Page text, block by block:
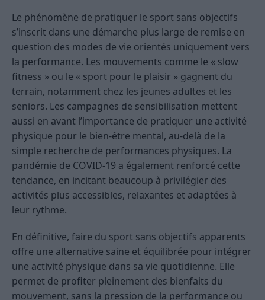
Le phénomène de pratiquer le sport sans objectifs
s’inscrit dans une démarche plus large de remise en
question des modes de vie orientés uniquement vers
la performance. Les mouvements comme le « slow
fitness » ou le « sport pour le plaisir » gagnent du
terrain, notamment chez les jeunes adultes et les
seniors. Les campagnes de sensibilisation mettent
aussi en avant l’importance de pratiquer une activité
physique pour le bien-être mental, au-delà de la
simple recherche de performances physiques. La
pandémie de COVID-19 a également renforcé cette
tendance, en incitant beaucoup à privilégier des
activités plus accessibles, relaxantes et adaptées à
leur rythme.
En définitive, faire du sport sans objectifs apparents
offre une alternative saine et équilibrée pour intégrer
une activité physique dans sa vie quotidienne. Elle
permet de profiter pleinement des bienfaits du
mouvement, sans la pression de la performance ou